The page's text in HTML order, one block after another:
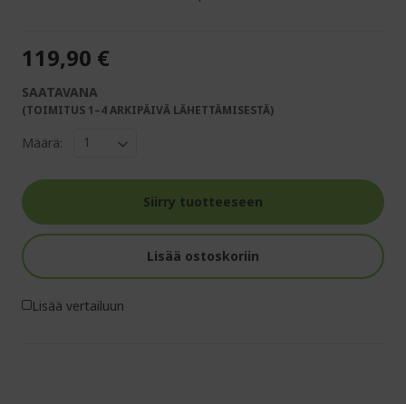
119,90 €
SAATAVANA
(TOIMITUS 1–4 ARKIPÄIVÄ LÄHETTÄMISESTÄ)
Määrä:
Siirry tuotteeseen
Lisää ostoskoriin
Lisää vertailuun